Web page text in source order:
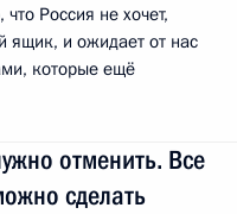
Россия не хочет,
ящик, и ожидает от нас
которые ещё
отменить. Все
сделать